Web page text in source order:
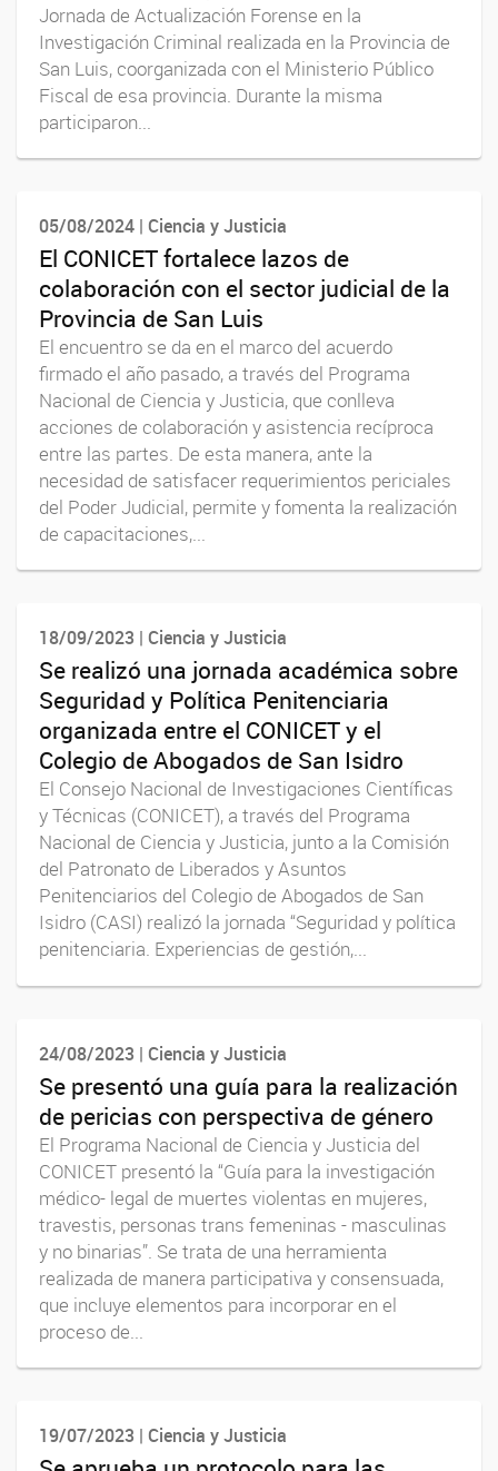
Jornada de Actualización Forense en la
Investigación Criminal realizada en la Provincia de
San Luis, coorganizada con el Ministerio Público
Fiscal de esa provincia. Durante la misma
participaron...
05/08/2024 | Ciencia y Justicia
El CONICET fortalece lazos de
colaboración con el sector judicial de la
Provincia de San Luis
El encuentro se da en el marco del acuerdo
firmado el año pasado, a través del Programa
Nacional de Ciencia y Justicia, que conlleva
acciones de colaboración y asistencia recíproca
entre las partes. De esta manera, ante la
necesidad de satisfacer requerimientos periciales
del Poder Judicial, permite y fomenta la realización
de capacitaciones,...
18/09/2023 | Ciencia y Justicia
Se realizó una jornada académica sobre
Seguridad y Política Penitenciaria
organizada entre el CONICET y el
Colegio de Abogados de San Isidro
El Consejo Nacional de Investigaciones Científicas
y Técnicas (CONICET), a través del Programa
Nacional de Ciencia y Justicia, junto a la Comisión
del Patronato de Liberados y Asuntos
Penitenciarios del Colegio de Abogados de San
Isidro (CASI) realizó la jornada “Seguridad y política
penitenciaria. Experiencias de gestión,...
24/08/2023 | Ciencia y Justicia
Se presentó una guía para la realización
de pericias con perspectiva de género
El Programa Nacional de Ciencia y Justicia del
CONICET presentó la “Guía para la investigación
médico- legal de muertes violentas en mujeres,
travestis, personas trans femeninas - masculinas
y no binarias”. Se trata de una herramienta
realizada de manera participativa y consensuada,
que incluye elementos para incorporar en el
proceso de...
19/07/2023 | Ciencia y Justicia